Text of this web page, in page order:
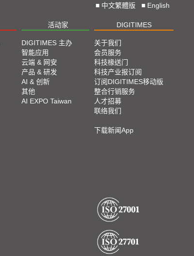
■ 中文繁體版 ■ English
活动家 DIGITIMES
DIGITIMES 主办
智能应用
云端 & 网安
产品 & 研发
AI & 创新
其他
AI EXPO Taiwan
关于我们
会员服务
科技椽送门
科技产业报订阅
订阅DIGITIMES移动版
整合行销服务
人才招募
联络我们
下载新闻App